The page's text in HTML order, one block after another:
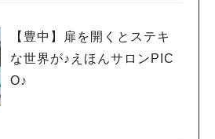
【豊中】扉を開くとステキ
な世界が♪えほんサロンPIC
O♪